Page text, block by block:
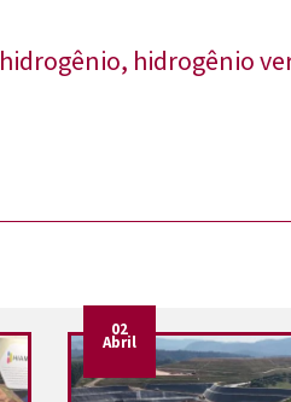
hidrogênio, hidrogênio
02
Abril